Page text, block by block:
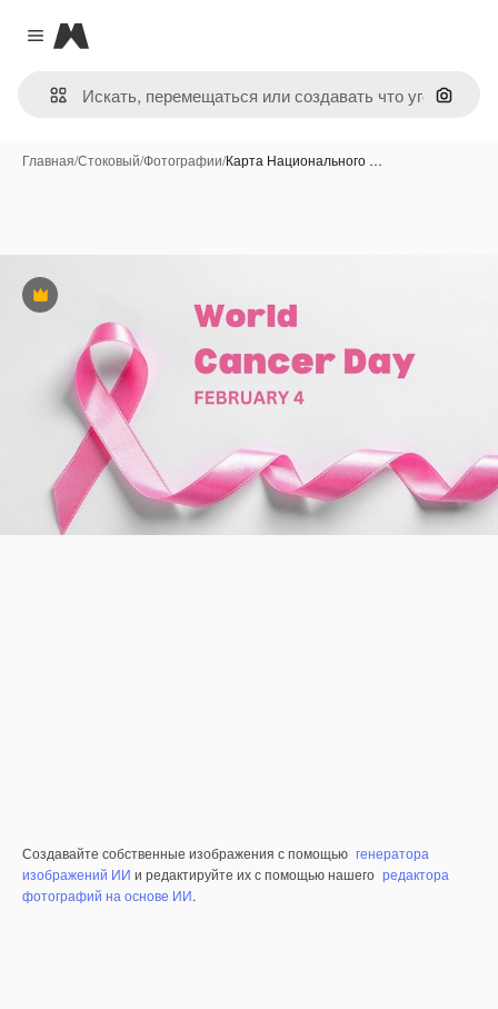
Close menu
Magnific
Поиск
Главная/Стоковый/Фотографии/Карта Национального …
Премиум
Создавайте собственные изображения с помощью генератора
изображений ИИ и редактируйте их с помощью нашего редактора
фотографий на основе ИИ.